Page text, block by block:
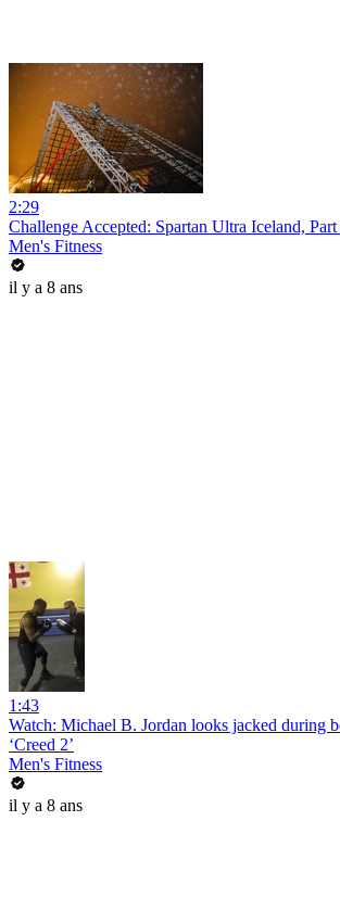
2:29
Challenge Accepted: Spartan Ultra Iceland, Part
Men's Fitness
il y a 8 ans
1:43
Watch: Michael B. Jordan looks jacked during
‘Creed 2’
Men's Fitness
il y a 8 ans